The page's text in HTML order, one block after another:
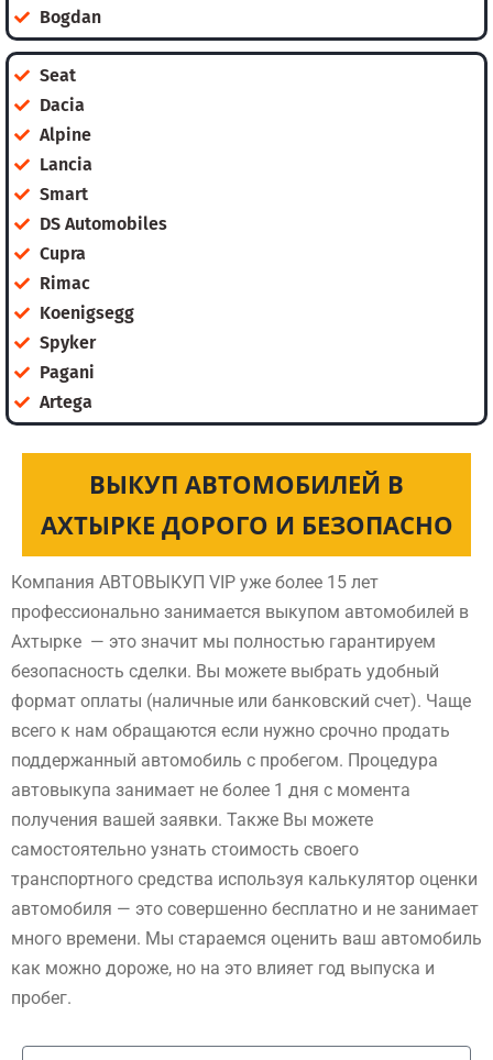
Bogdan
Seat
Dacia
Alpine
Lancia
Smart
DS Automobiles
Cupra
Rimac
Koenigsegg
Spyker
Pagani
Artega
ВЫКУП АВТОМОБИЛЕЙ В
АХТЫРКЕ ДОРОГО И БЕЗОПАСНО
Компания АВТОВЫКУП VIP уже более 15 лет
профессионально занимается выкупом автомобилей в
Ахтырке — это значит мы полностью гарантируем
безопасность сделки. Вы можете выбрать удобный
формат оплаты (наличные или банковский счет). Чаще
всего к нам обращаются если нужно срочно продать
поддержанный автомобиль с пробегом. Процедура
автовыкупа занимает не более 1 дня с момента
получения вашей заявки. Также Вы можете
самостоятельно узнать стоимость своего
транспортного средства используя калькулятор оценки
автомобиля — это совершенно бесплатно и не занимает
много времени. Мы стараемся оценить ваш автомобиль
как можно дороже, но на это влияет год выпуска и
пробег.